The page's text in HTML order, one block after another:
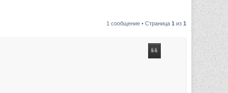
1 сообщение • Страница 1 из 1